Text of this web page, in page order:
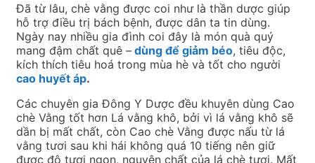
Đã từ lâu, chè vằng được coi như là thần dược giúp
hỗ trợ điều trị bách bệnh, được dân ta tin dùng.
Ngày nay nhiều gia đình coi đây là món quà quý
mang đậm chất quê – dùng để giảm béo, tiêu độc,
kích thích tiêu hoá trong mùa hè và tốt cho người
cao huyết áp.
Các chuyên gia Đông Y Dược đều khuyên dùng Cao
chè Vằng tốt hơn Lá vằng khô, bởi vì lá vằng khô sẽ
dần bị mất chất, còn Cao chè Vằng được nấu từ lá
vằng tươi sau khi hái không quá 10 tiếng nên giữ
được độ tươi ngon, nguyên chất của lá chè tươi. Mất